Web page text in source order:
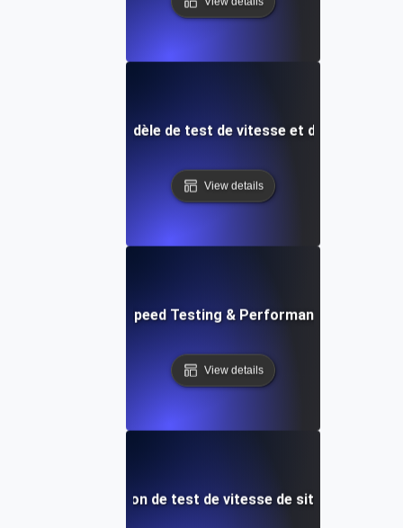
Integromat) : Modèle de test de vitesse et de
View details
Rapid Website Speed Testing & Performance
View details
d'intégration de test de vitesse de site Web et de